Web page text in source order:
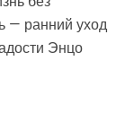
— ранний уход
Энцо